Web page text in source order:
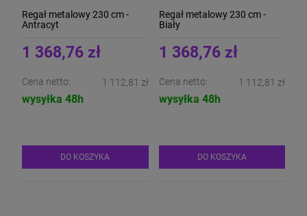
Regał metalowy 230 cm -
Antracyt
1 368,76 zł
Cena netto: 1 112,81 zł
wysyłka 48h
DO KOSZYKA
Regał metalowy 230 cm -
Biały
1 368,76 zł
Cena netto: 1 112,81 zł
wysyłka 48h
DO KOSZYKA